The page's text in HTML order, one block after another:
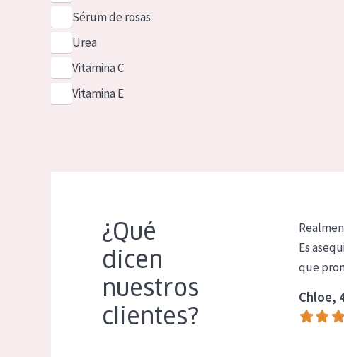
Sérum de rosas
Urea
Vitamina C
Vitamina E
¿Qué
dicen
nuestros
clientes?
Es
que
Chloe,